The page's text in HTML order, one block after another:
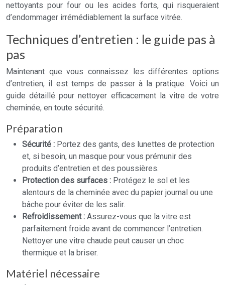
nettoyants pour four ou les acides forts, qui risqueraient
d’endommager irrémédiablement la surface vitrée.
Techniques d’entretien : le guide pas à
pas
Maintenant que vous connaissez les différentes options
d’entretien, il est temps de passer à la pratique. Voici un
guide détaillé pour nettoyer efficacement la vitre de votre
cheminée, en toute sécurité.
Préparation
Sécurité : Portez des gants, des lunettes de protection
et, si besoin, un masque pour vous prémunir des
produits d’entretien et des poussières.
Protection des surfaces : Protégez le sol et les
alentours de la cheminée avec du papier journal ou une
bâche pour éviter de les salir.
Refroidissement : Assurez-vous que la vitre est
parfaitement froide avant de commencer l’entretien.
Nettoyer une vitre chaude peut causer un choc
thermique et la briser.
Matériel nécessaire